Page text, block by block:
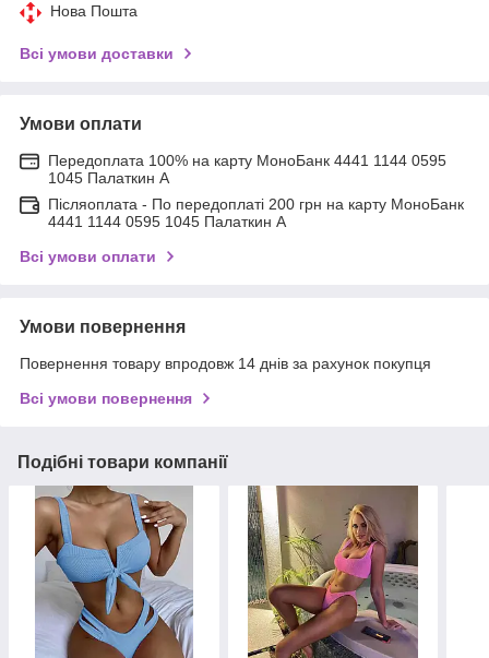
Нова Пошта
Всі умови доставки
Умови оплати
Передоплата 100% на карту МоноБанк 4441 1144 0595
1045 Палаткин А
Післяоплата - По передоплаті 200 грн на карту МоноБанк
4441 1144 0595 1045 Палаткин А
Всі умови оплати
Умови повернення
Повернення товару впродовж 14 днів за рахунок покупця
Всі умови повернення
Подібні товари компанії